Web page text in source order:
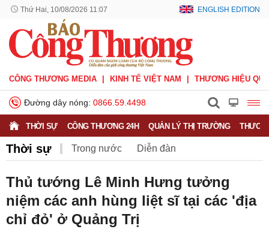
Thứ Hai, 10/08/2026 11:07 ENGLISH EDITION
CÔNG THƯƠNG MEDIA KINH TẾ VIỆT NAM THƯƠNG HIỆU
Đường dây nóng: 0866.59.4498
THỜI SỰ CÔNG THƯƠNG 24H QUẢN LÝ THỊ TRƯỜNG
Thời sự Trong nước Diễn đàn
Bầu cử Quốc hội Khoá XVI
Thủ tướng Lê Minh Hưng tưởng
niệm các anh hùng liệt sĩ tại các 'địa
chỉ đỏ' ở Quảng Trị